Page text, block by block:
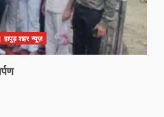
शहर न्यूज़